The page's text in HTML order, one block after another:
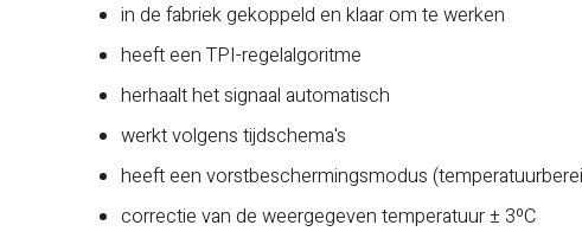
in de fabriek gekoppeld en klaar om te werken
heeft een TPI-regelalgoritme
herhaalt het signaal automatisch
werkt volgens tijdschema's
heeft een vorstbeschermingsmodus
correctie van de weergegeven temperatuur ± 3ºC